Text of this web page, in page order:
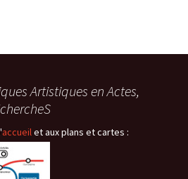
Artistiques en Actes,
accueilet aux plans et cartes :